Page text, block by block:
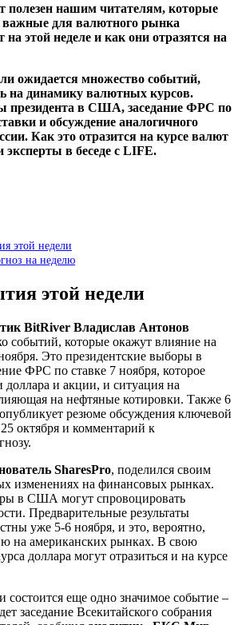
полезен нашим читателям, которые
важные для валютного рынка
на этой неделе и как они отразятся на
ожидается множество событий,
на динамику валютных курсов.
президента в США, заседание ФРС по
и обсуждение аналогичного
Как это отразится на курсе валют
эксперты в беседе с LIFE.
этой недели
на неделю
этой недели
BitRiver Владислав Антонов
событий, которые окажут влияние на
Это президентские выборы в
ФРС по ставке 7 ноября, которое
доллара и акции, и ситуация на
на нефтяные котировки. Также 6
резюме обсуждения ключевой
октября и комментарий к
SharesPro, поделился своим
изменениях на финансовых рынках.
в США могут спровоцировать
Предварительные результаты
уже 5-6 ноября, и это, вероятно,
на американских рынках. В свою
доллара могут отразиться и на курсе
состоится еще одно значимое событие –
заседание Всекитайского собрания